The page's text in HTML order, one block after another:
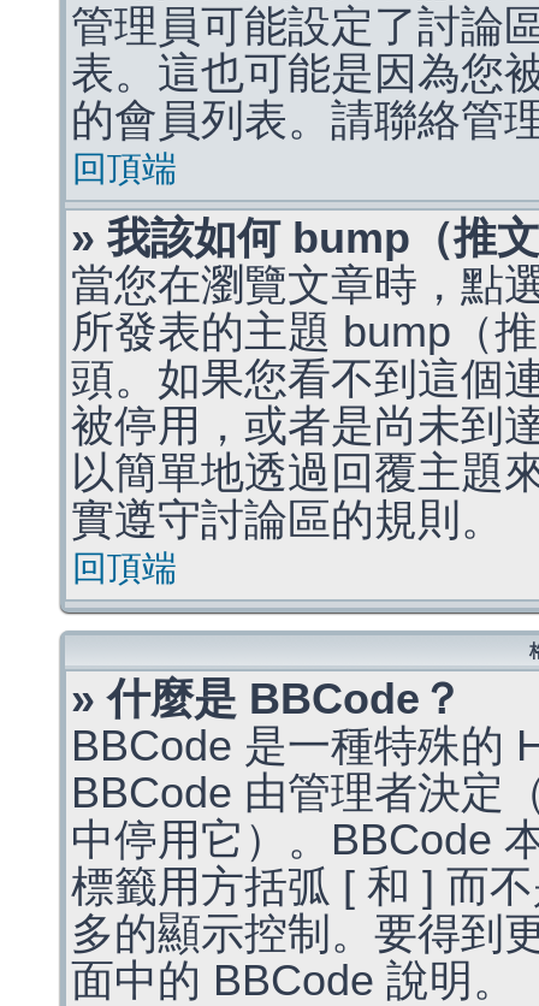
管理員可能設定了討論
表。這也可能是因為您
的會員列表。請聯絡管
回頂端
» 我該如何 bump（推
當您在瀏覽文章時，點
所發表的主題 bump（
頭。如果您看不到這個
被停用，或者是尚未到
以簡單地透過回覆主題
實遵守討論區的規則。
回頂端
» 什麼是 BBCode？
BBCode 是一種特殊的
BBCode 由管理者決定
中停用它）。BBCode
標籤用方括弧 [ 和 ] 而
多的顯示控制。要得到
面中的 BBCode 說明。